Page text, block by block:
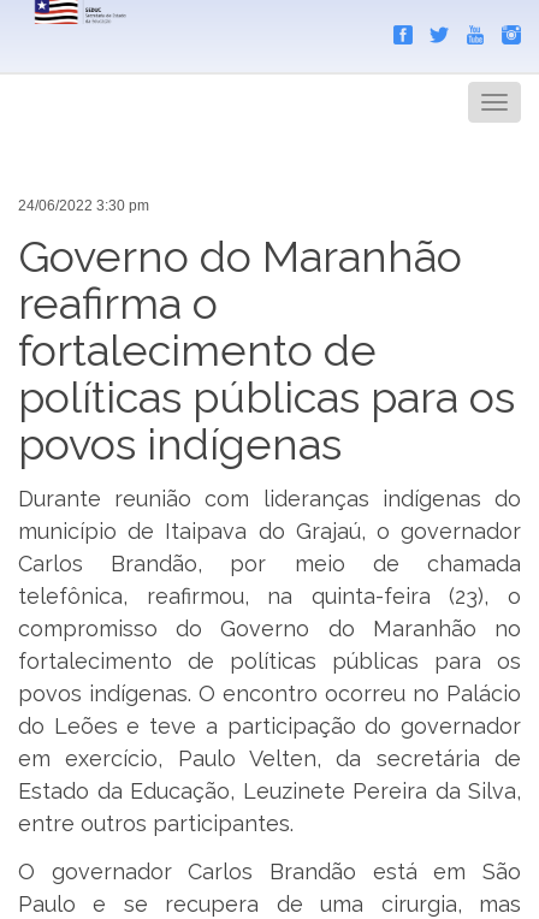
Menu
24/06/2022 3:30 pm
Governo do Maranhão
reafirma o
fortalecimento de
políticas públicas para os
povos indígenas
Durante reunião com lideranças indígenas do
município de Itaipava do Grajaú, o governador
Carlos Brandão, por meio de chamada
telefônica, reafirmou, na quinta-feira (23), o
compromisso do Governo do Maranhão no
fortalecimento de políticas públicas para os
povos indígenas. O encontro ocorreu no Palácio
do Leões e teve a participação do governador
em exercício, Paulo Velten, da secretária de
Estado da Educação, Leuzinete Pereira da Silva,
entre outros participantes.
O governador Carlos Brandão está em São
Paulo e se recupera de uma cirurgia, mas